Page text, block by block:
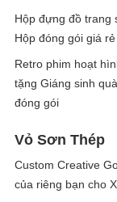
Hộp đựng đồ trang
Hộp đóng gói giá rẻ
Retro phim hoạt
tặng Giáng sinh
đóng gói
Vỏ Sơn Thép
Custom Creative
của riêng bạn cho